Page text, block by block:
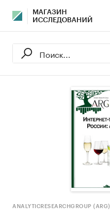
МАГАЗИН
ИССЛЕДОВАНИЙ
ANALYTICRESEARCHGROUP (ARG)